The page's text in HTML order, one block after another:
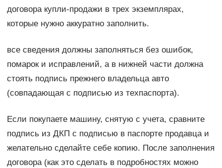
договора купли-продажи в трех экземплярах,
которые нужно аккуратно заполнить.
все сведения должны заполняться без ошибок,
помарок и исправлений, а в нижней части должна
стоять подпись прежнего владельца авто
(совпадающая с подписью из техпаспорта).
Если покупаете машину, снятую с учета, сравните
подпись из ДКП с подписью в паспорте продавца и
желательно сделайте себе копию. После заполнения
договора (как это сделать в подробностях можно